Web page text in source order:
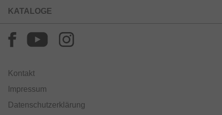
KATALOGE
Kontakt
Impressum
Datenschutzerklärung